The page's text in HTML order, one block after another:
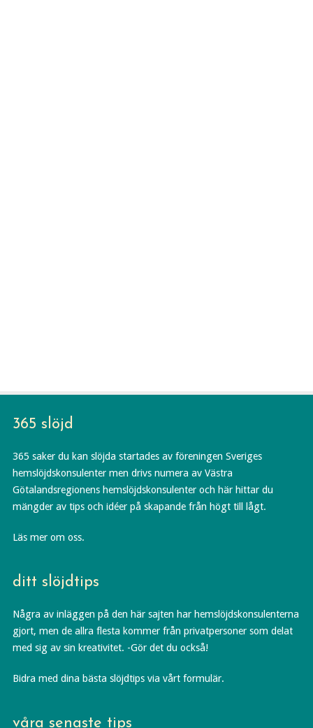
365 slöjd
365 saker du kan slöjda startades av föreningen Sveriges
hemslöjdskonsulenter men drivs numera av Västra
Götalandsregionens hemslöjdskonsulenter och här hittar du
mängder av tips och idéer på skapande från högt till lågt.
Läs mer om oss.
ditt slöjdtips
Några av inläggen på den här sajten har hemslöjdskonsulenterna
gjort, men de allra flesta kommer från privatpersoner som delat
med sig av sin kreativitet. -Gör det du också!
Bidra med dina bästa slöjdtips via vårt formulär.
våra senaste tips